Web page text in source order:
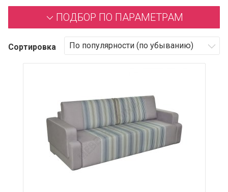
ПОДБОР ПО ПАРАМЕТРАМ
Сортировка